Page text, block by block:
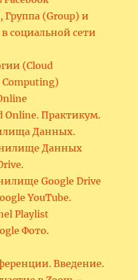
Группа (Group) и
социальной сети
(Cloud
Computing)
Online. Практикум.
Данных.
Данных
Google Drive
YouTube.
Playlist
Фото.
Введение.